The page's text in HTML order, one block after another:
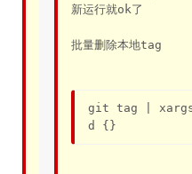
新运行就ok了
批量删除本地tag
git tag |
d {}